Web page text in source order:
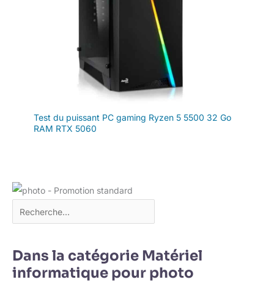
Test du puissant PC gaming Ryzen 5 5500 32 Go
RAM RTX 5060
Dans la catégorie Matériel
informatique pour photo